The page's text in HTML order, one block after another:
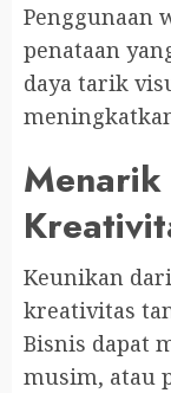
Penggunaan
penataan
daya tarik
Menarik
Keunikan
kreativitas
Bisnis dapat
musim, atau